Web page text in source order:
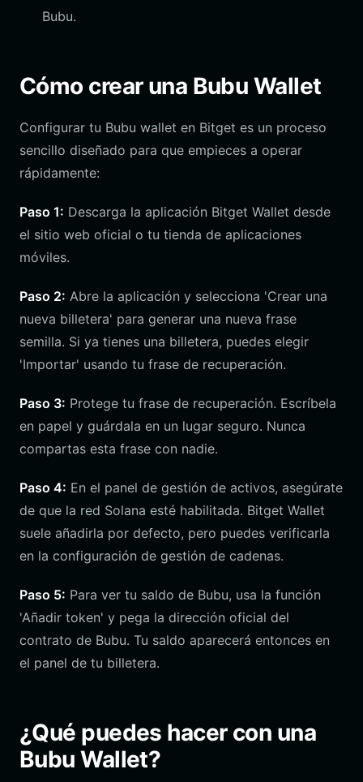
Bubu.
Cómo crear una Bubu Wallet
Configurar tu Bubu wallet en Bitget es un proceso
sencillo diseñado para que empieces a operar
rápidamente:
Paso 1: Descarga la aplicación Bitget Wallet desde
el sitio web oficial o tu tienda de aplicaciones
móviles.
Paso 2: Abre la aplicación y selecciona 'Crear una
nueva billetera' para generar una nueva frase
semilla. Si ya tienes una billetera, puedes elegir
'Importar' usando tu frase de recuperación.
Paso 3: Protege tu frase de recuperación. Escríbela
en papel y guárdala en un lugar seguro. Nunca
compartas esta frase con nadie.
Paso 4: En el panel de gestión de activos, asegúrate
de que la red Solana esté habilitada. Bitget Wallet
suele añadirla por defecto, pero puedes verificarla
en la configuración de gestión de cadenas.
Paso 5: Para ver tu saldo de Bubu, usa la función
'Añadir token' y pega la dirección oficial del
contrato de Bubu. Tu saldo aparecerá entonces en
el panel de tu billetera.
¿Qué puedes hacer con una
Bubu Wallet?